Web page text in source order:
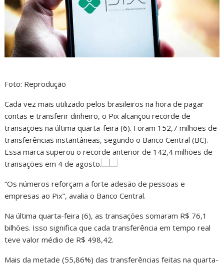
Foto: Reprodução
Cada vez mais utilizado pelos brasileiros na hora de pagar
contas e transferir dinheiro, o Pix alcançou recorde de
transações na última quarta-feira (6). Foram 152,7 milhões de
transferências instantâneas, segundo o Banco Central (BC).
Essa marca superou o recorde anterior de 142,4 milhões de
transações em 4 de agosto.
“Os números reforçam a forte adesão de pessoas e
empresas ao Pix”, avalia o Banco Central.
Na última quarta-feira (6), as transações somaram R$ 76,1
bilhões. Isso significa que cada transferência em tempo real
teve valor médio de R$ 498,42.
Mais da metade (55,86%) das transferências feitas na quarta-